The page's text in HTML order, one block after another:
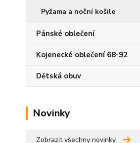
Pyžama a noční košile
Pánské oblečení
Kojenecké oblečení 68-92
Dětská obuv
Novinky
Zobrazit všechny novinky